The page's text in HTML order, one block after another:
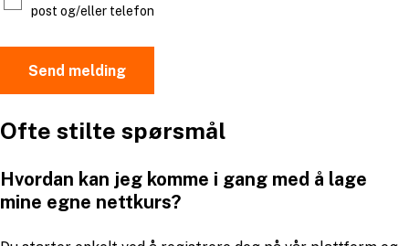
post og/eller telefon
Ofte stilte spørsmål
Hvordan kan jeg komme i gang med å lage
mine egne nettkurs?